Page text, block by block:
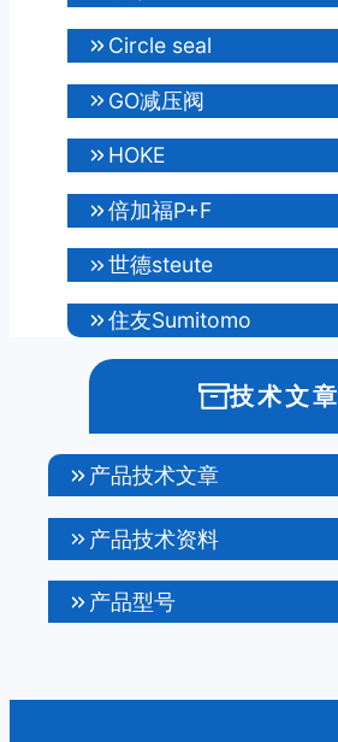
Circle seal
GO减压阀
HOKE
倍加福P+F
世德steute
住友Sumitomo
技术文章
产品技术文章
产品技术资料
产品型号